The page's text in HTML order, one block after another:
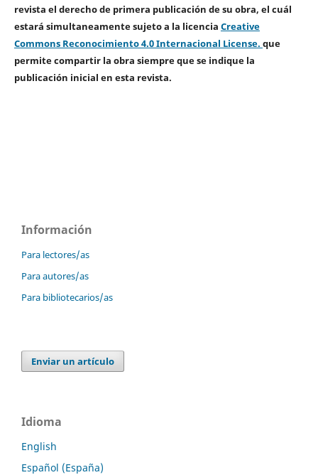
revista el derecho de primera publicación de su obra, el cuál
estará simultaneamente sujeto a la licencia Creative
Commons Reconocimiento 4.0 Internacional License. que
permite compartir la obra siempre que se indique la
publicación inicial en esta revista.
Información
Para lectores/as
Para autores/as
Para bibliotecarios/as
Enviar un artículo
Idioma
English
Español (España)